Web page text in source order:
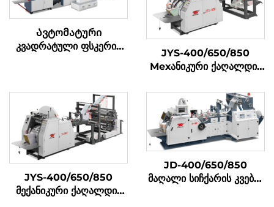
Ავტომატური
კვადრატული ფსკერის
JYS-400/650/850
Мехანიკური ქაღალდის
JYS-400/650/850
მექანიკური ქაღალდის
JD-400/650/850
მაღალი სიჩქარის კვების